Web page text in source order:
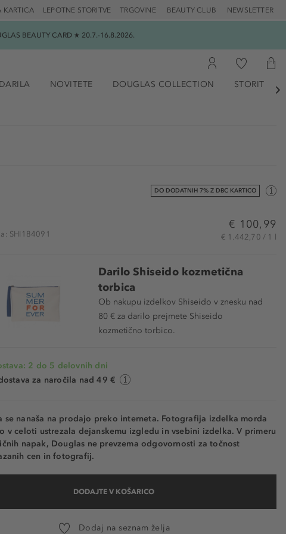
TRGOVINE BEAUTY CLUB NEWSLETTER
LEPOTNE STORITVE
KARTICA
BEAUTY CARD ★ 20.7.-16.8.2026.
NOVITETE DOUGLAS COLLECTION STORITVE

DO DODATNIH 7% Z DBC KARTICO
SHI184091
€ 100,99
€ 1.442,70 / 1 l
Darilo Shiseido kozmetična
torbica
Ob nakupu izdelkov Shiseido v znesku nad
80 € za darilo prejmete Shiseido
kozmetično torbico.
2 do 5 delovnih dni
za naročila nad 49 €
se nanaša na prodajo preko interneta. Fotografija izdelka morda
v celoti ustrezala dejanskemu izgledu in vsebini izdelka. V primeru
napak, Douglas ne prevzema odgovornosti za točnost
cen in fotografij.
DODAJTE V KOŠARICO
Dodaj na seznam želja